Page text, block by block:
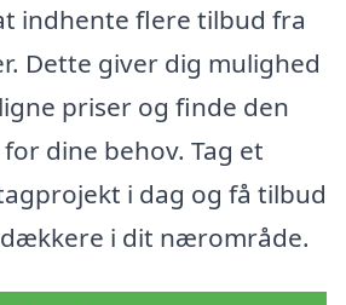
indhente flere tilbud fra
Dette giver dig mulighed
priser og finde den
dine behov. Tag et
i dag og få tilbud
i dit nærområde.